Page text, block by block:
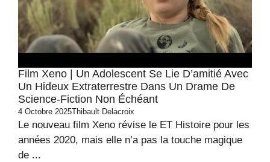
Film Xeno | Un Adolescent Se Lie D’amitié Avec
Un Hideux Extraterrestre Dans Un Drame De
Science-Fiction Non Échéant
4 Octobre 2025Thibault Delacroix
Le nouveau film Xeno révise le ET Histoire pour les
années 2020, mais elle n’a pas la touche magique
de ...